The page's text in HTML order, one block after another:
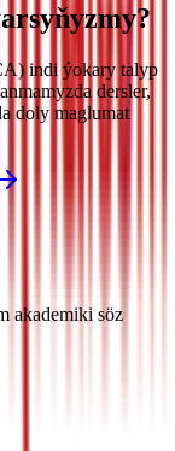
indi ýokary talyp
dersler,
doly maglumat
akademiki söz